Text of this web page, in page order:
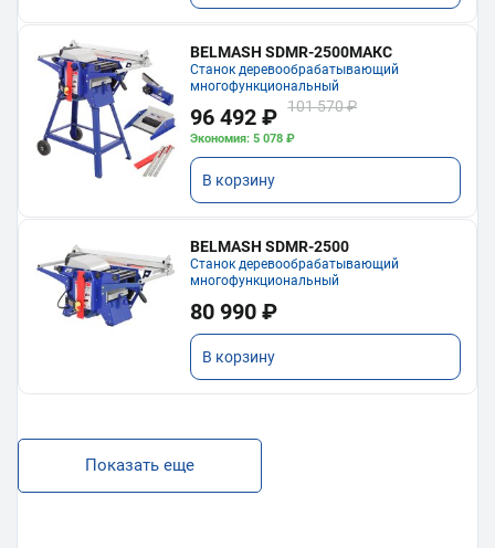
BELMASH SDMR-2500МАКС
Станок деревообрабатывающий
многофункциональный
96 492 ₽ 101 570 ₽
Экономия: 5 078 ₽
В корзину
BELMASH SDMR-2500
Станок деревообрабатывающий
многофункциональный
80 990 ₽
В корзину
Показать еще